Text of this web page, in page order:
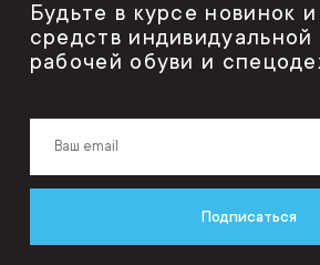
Будьте в курсе новинок
средств
рабочей обуви и
Подписаться